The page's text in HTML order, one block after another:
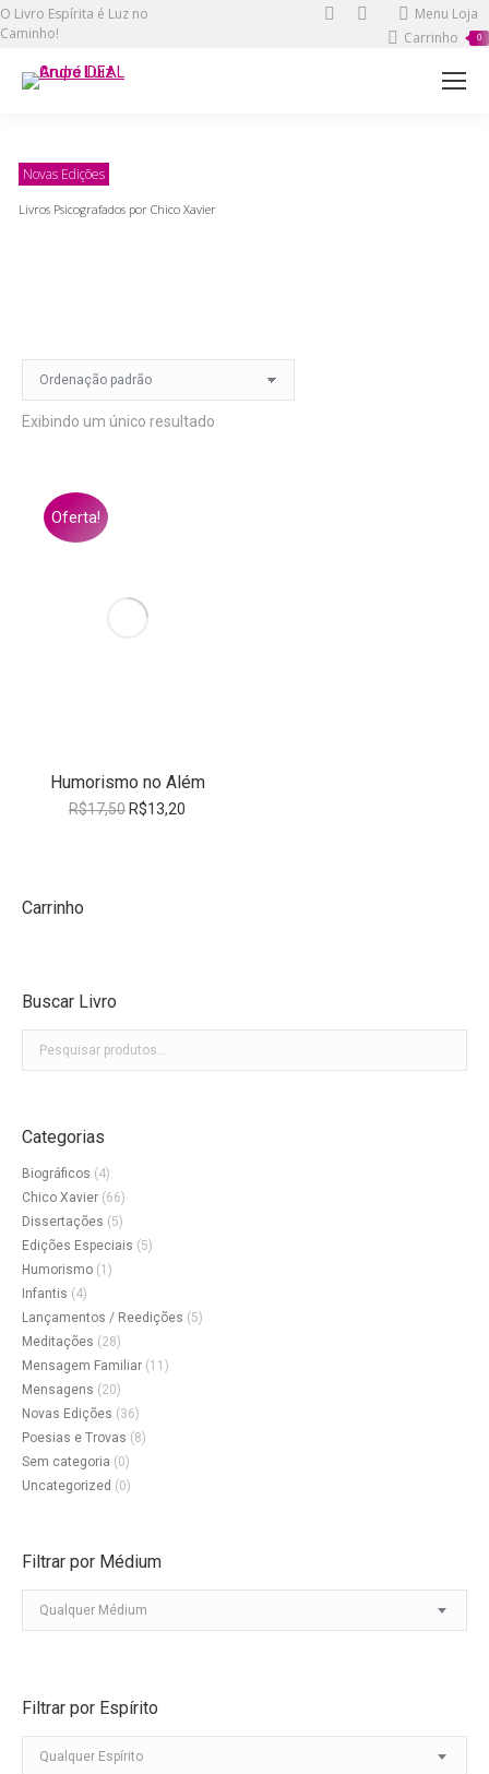
O Livro Espírita é Luz no
Caminho!
TwitterFacebook
page
Menu Loja
Carrinho
0
Novas Edições
Livros Psicografados por Chico Xavier
Exibindo um único resultado
Oferta!
Humorismo no Além
R$17,50OR$13,20
Carrinho
Buscar Livro
Categorias
Biográficos (4)
Chico Xavier (66)
Dissertações (5)
Edições Especiais (5)
Humorismo (1)
Infantis (4)
Lançamentos / Reedições (5)
Meditações (28)
Mensagem Familiar (11)
Mensagens (20)
Novas Edições (36)
Poesias e Trovas (8)
Sem categoria (0)
Uncategorized (0)
Filtrar por Médium
Qualquer Médium
Filtrar por Espírito
Qualquer Espírito